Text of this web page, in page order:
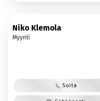
Niko Klemola
Myynti
Soita